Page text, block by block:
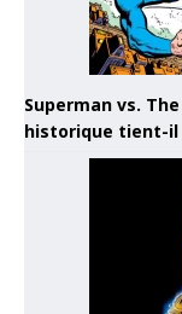
Superman vs.
historique tient-il